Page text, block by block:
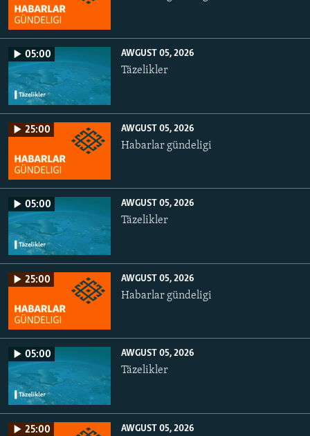
05:00 AWGUST 05, 2026
Täzelikler
25:00 AWGUST 05, 2026
Habarlar gündeligi
05:00 AWGUST 05, 2026
Täzelikler
25:00 AWGUST 05, 2026
Habarlar gündeligi
05:00 AWGUST 05, 2026
Täzelikler
25:00 AWGUST 05, 2026